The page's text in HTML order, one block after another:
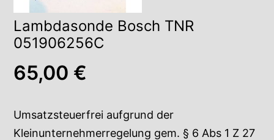
Lambdasonde Bosch TNR
051906256C
65,00 €
Umsatzsteuerfrei aufgrund der
Kleinunternehmerregelung gem. § 6 Abs 1 Z 27